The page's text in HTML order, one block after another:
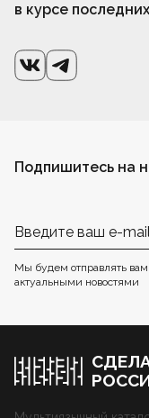
в курсе
Подпишитесь на
Мы будем отправлять
актуальными новостями